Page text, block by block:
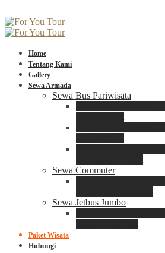
Home
Tentang Kami
Gallery
Sewa Armada
Sewa Bus Pariwisata
Sewa Commuter
Sewa Jetbus Jumbo
Paket Wisata
Hubungi